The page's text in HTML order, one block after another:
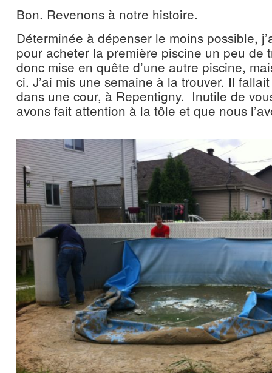
Bon. Revenons à notre histoire.
Déterminée à dépenser le moins possible,
pour acheter la première piscine un peu de
donc mise en quête d’une autre piscine,
ci. J’ai mis une semaine à la trouver. Il
dans une cour, à Repentigny. Inutile de
avons fait attention à la tôle et que nous